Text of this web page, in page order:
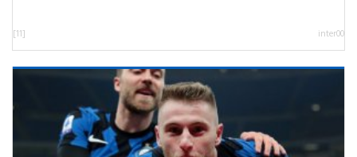
[11] inter00